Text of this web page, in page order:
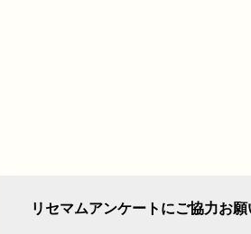
リセマムアンケートにご協力お